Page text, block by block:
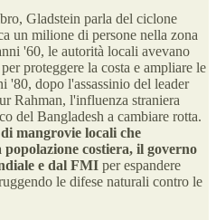
Gladstein parla del ciclone
un milione di persone nella zona
'60, le autorità locali avevano
proteggere la costa e ampliare le
'80, dopo l'assassinio del leader
Rahman, l'influenza straniera
del Bangladesh a cambiare rotta.
mangrovie locali che
costiera, il governo
e dal FMI per espandere
le difese naturali contro le